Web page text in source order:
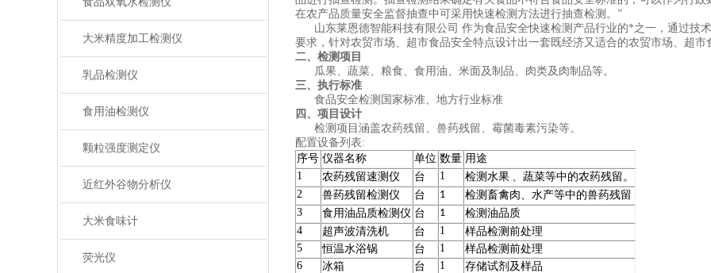
大米精度加工检测仪
乳品检测仪
食用油检测仪
颗粒强度测定仪
近红外谷物分析仪
大米食味计
荧光仪
在农产品质量安全监督抽查中可采用快速检测方法进行抽查检测。”
山东莱恩德智能科技有限公司 作为食品安全快速检测产品行业的*之一，通过技
要求，针对农贸市场、超市食品安全特点设计出一套既经济又适合的农贸市场、超
二、检测项目
瓜果、蔬菜、粮食、食用油、米面及制品、肉类及肉制品等。
三、执行标准
食品安全检测国家标准、地方行业标准
四、项目设计
检测项目涵盖农药残留、兽药残留、霉菌毒素污染等。
配置设备列表:
序号 仪器名称 单位 数量 用途
1
农药残留速测仪 台 1
检测水果 、蔬菜等中的农药残留。
2
兽药残留检测仪 台 1
检测畜禽肉、水产等中的兽药残留
3
食用油品质检测仪 台 1
检测油品质
4
超声波清洗机 台 1
样品检测前处理
5
恒温水浴锅 台 1
样品检测前处理
6
冰箱 台 1
存储试剂及样品